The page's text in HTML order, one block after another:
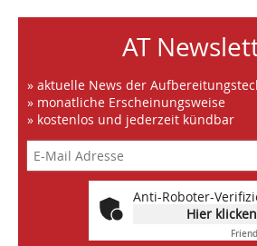
AT
» aktuelle News der
» monatliche Erscheinungsweise
» kostenlos und jederzeit kündbar
Anti-Roboter-
Hier klicken